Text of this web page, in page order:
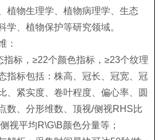
植物生理学、植物病理学、生态
学、植物保护等研究领域。
：
指标，≥22个颜色指标，≥23个纹理
指标包括：株高、冠长、冠宽、冠
、紧实度、卷叶程度、偏心率、圆
数、分形维数、顶视/侧视RHS比
视平均R\G\B颜色分量等；